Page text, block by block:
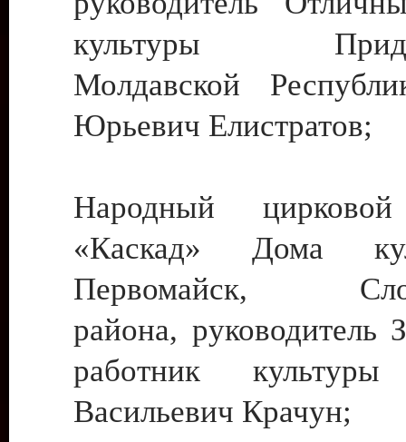
культуры
Молдавской
Юрьевич Елистратов;
Народный цирковой
«Каскад» Дома
Первомайск,
района, руководитель
работник культуры
Васильевич Крачун;